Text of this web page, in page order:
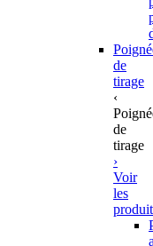
de
tirage
‹
de
tirage
›
Voir
les